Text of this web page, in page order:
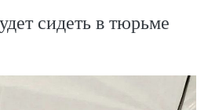
сидеть в тюрьме